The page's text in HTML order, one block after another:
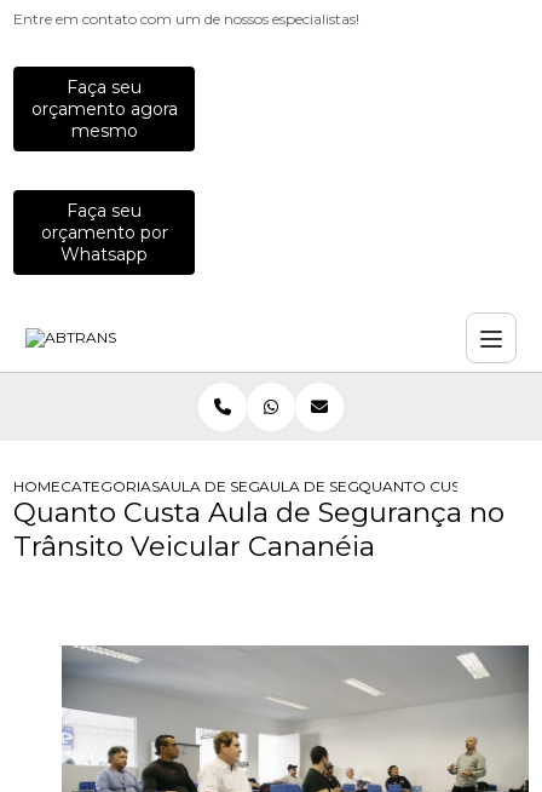
Entre em contato com um de nossos especialistas!
Faça seu
orçamento agora
mesmo
Faça seu
orçamento por
Whatsapp
HOMECATEGORIASAULA DE SEGURANCA NO TRANSITO
AULA DE SEGURANCA NO TRANSITO
QUANTO CUSTA AULA
Quanto Custa Aula de Segurança no
Trânsito Veicular Cananéia